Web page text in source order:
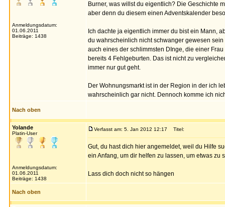
Anmeldungsdatum:
01.06.2011
Beiträge: 1438
Burner, was willst du eigentlich? Die Geschichte
aber denn du diesem einen Adventskalender
Ich dachte ja eigentlich immer du bist ein Mann,
du wahrscheinlich nicht schwanger gewesen
auch eines der schlimmsten DInge, die einer
bereits 4 Fehlgeburten. Das ist nicht zu
immer nur gut geht.
Der Wohnungsmarkt ist in der Region in der ich
wahrscheinlich gar nicht. Dennoch komme ich
Nach oben
Yolande
Platin-User
Anmeldungsdatum:
01.06.2011
Beiträge: 1438
Verfasst am: 5. Jan 2012 12:17 Titel:
Gut, du hast dich hier angemeldet, weil du Hilfe
ein Anfang, um dir helfen zu lassen, um etwas zu
Lass dich doch nicht so hängen
Nach oben